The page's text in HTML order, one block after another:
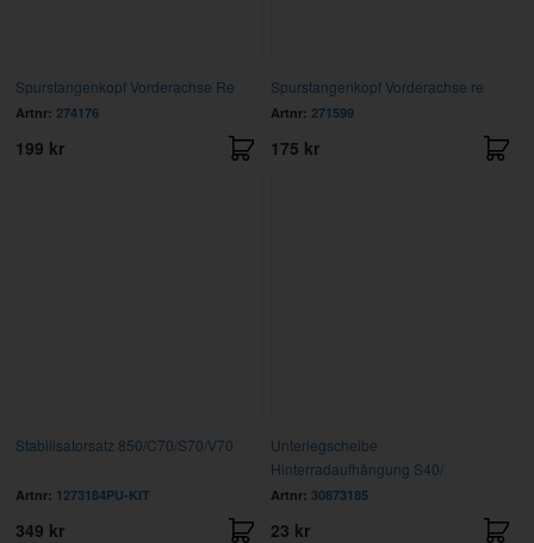
Spurstangenkopf Vorderachse Re
Artnr: 274176
199 kr
Spurstangenkopf Vorderachse re
Artnr: 271599
175 kr
Stabilisatorsatz 850/C70/S70/V70
Artnr: 1273184PU-KIT
349 kr
Unterlegscheibe
Hinterradaufhängung S40/
Artnr: 30873185
23 kr